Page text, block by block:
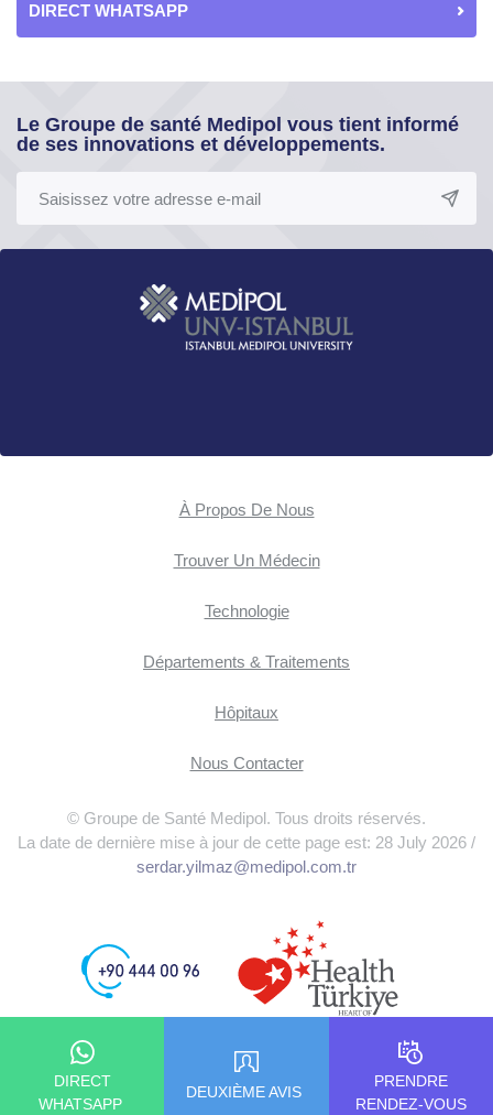
DIRECT WHATSAPP
Le Groupe de santé Medipol vous tient informé
de ses innovations et développements.
À Propos De Nous
Trouver Un Médecin
Technologie
Départements & Traitements
Hôpitaux
Nous Contacter
© Groupe de Santé Medipol. Tous droits réservés.
La date de dernière mise à jour de cette page est: 28 July 2026 /
serdar.yilmaz@medipol.com.tr
DIRECT
WHATSAPP
DEUXIÈME AVIS
PRENDRE
RENDEZ-VOUS